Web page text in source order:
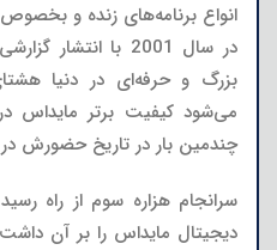
انواع برنامه‌های زنده و
در سال 2001 با
بزرگ و حرفه‌ای در دنیا
می‌شود کیفیت برتر مایداس
چندمین بار در تاریخ حضورش
سرانجام هزاره سوم از راه
دیجیتال مایداس را بر آن داشت